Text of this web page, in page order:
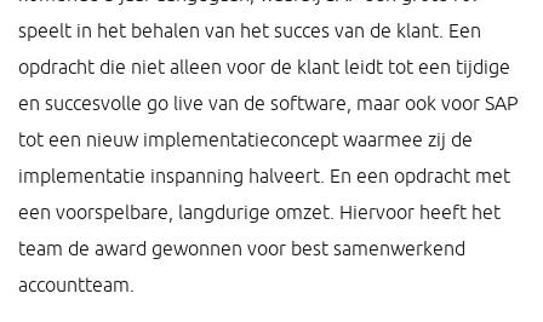
speelt in het behalen van het succes van de klant. Een
opdracht die niet alleen voor de klant leidt tot een tijdige
en succesvolle go live van de software, maar ook voor SAP
tot een nieuw implementatieconcept waarmee zij de
implementatie inspanning halveert. En een opdracht met
een voorspelbare, langdurige omzet. Hiervoor heeft het
team de award gewonnen voor best samenwerkend
accountteam.